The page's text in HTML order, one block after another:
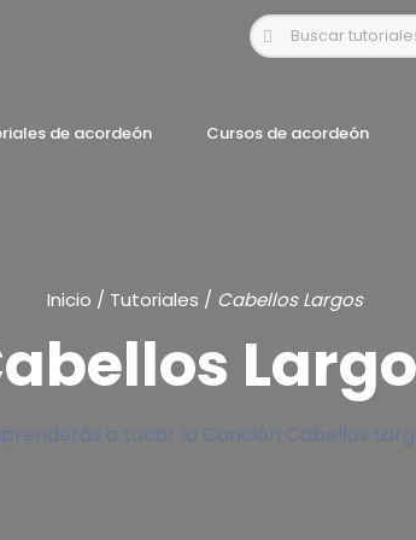
de acordeón Cursos de acordeón
Inicio / Tutoriales / Cabellos Largos
a tocar la Canción Cabellos